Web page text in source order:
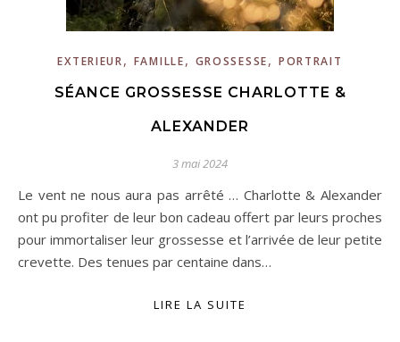
EXTERIEUR, FAMILLE, GROSSESSE, PORTRAIT
SÉANCE GROSSESSE CHARLOTTE &
ALEXANDER
3 mai 2024
Le vent ne nous aura pas arrêté … Charlotte & Alexander
ont pu profiter de leur bon cadeau offert par leurs proches
pour immortaliser leur grossesse et l’arrivée de leur petite
crevette. Des tenues par centaine dans…
LIRE LA SUITE